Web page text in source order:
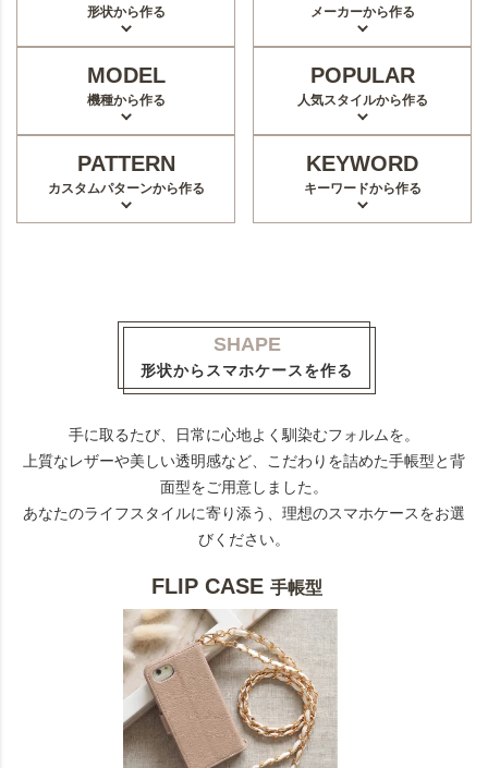
形状から作る メーカーから作る
MODEL
機種から作る
POPULAR
人気スタイルから作る
PATTERN
カスタムパターンから作る
KEYWORD
キーワードから作る
SHAPE
形状からスマホケースを作る
手に取るたび、日常に心地よく馴染むフォルムを。
上質なレザーや美しい透明感など、こだわりを詰めた手帳型と背
面型をご用意しました。
あなたのライフスタイルに寄り添う、理想のスマホケースをお選
びください。
FLIP CASE手帳型